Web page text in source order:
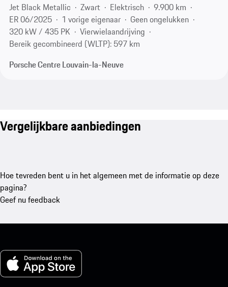
Jet Black Metallic
Zwart Elektrisch
9.900 km
ER 06/2025
1 vorige eigenaar
Geen ongelukken
320 kW / 435 PK
Vierwielaandrijving
Bereik gecombineerd (WLTP): 597 km
Porsche Centre Louvain-la-Neuve
Vergelijkbare aanbiedingen
Hoe tevreden bent u in het algemeen met de informatie op deze
pagina?
Geef nu feedback